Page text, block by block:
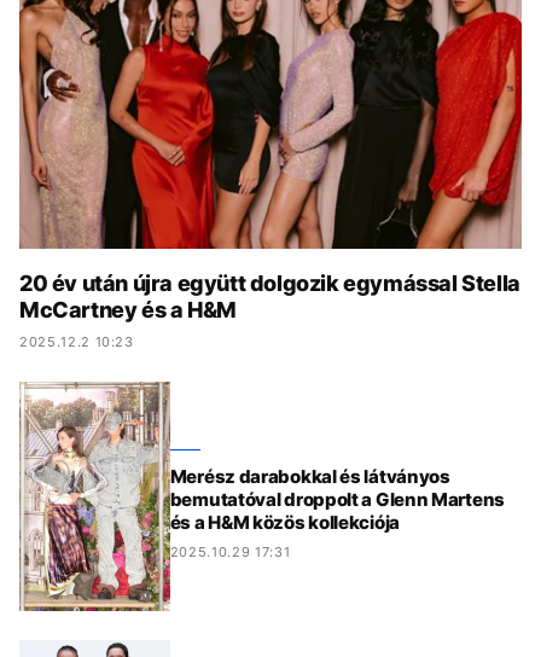
KÖZÉLET UTAZÁS
ÉLETMÓD DESIGN
BESZÉLGETÉSEK ARCOK
VIDEÓ TÖRTÉNETEK
GASZTRO
20 év után újra együtt dolgozik egymással Stella
McCartney és a H&M
2025.12.2 10:23
Merész darabokkal és látványos
bemutatóval droppolt a Glenn Martens
és a H&M közös kollekciója
2025.10.29 17:31